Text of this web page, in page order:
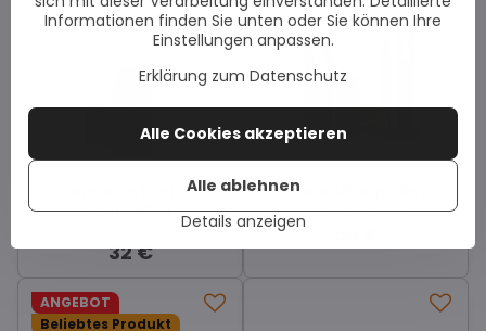
Zanderm breiter
Concealer
32 €
Camouflage-Set
Sofort lieferbar
ANGEBOT
Beliebtes Produkt
Informationen finden Sie unten oder Sie können Ihre
Einstellungen anpassen.
Erklärung zum Datenschutz
Details anzeigen
Alle Cookies akzeptieren
Alle ablehnen